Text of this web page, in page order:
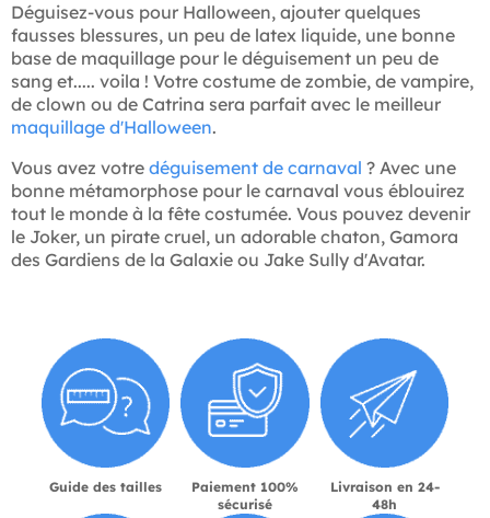
Déguisez-vous pour Halloween, ajouter quelques
fausses blessures, un peu de latex liquide, une bonne
base de maquillage pour le déguisement un peu de
sang et..... voila ! Votre costume de zombie, de vampire,
de clown ou de Catrina sera parfait avec le meilleur
maquillage d'Halloween.
Vous avez votre déguisement de carnaval ? Avec une
bonne métamorphose pour le carnaval vous éblouirez
tout le monde à la fête costumée. Vous pouvez devenir
le Joker, un pirate cruel, un adorable chaton, Gamora
des Gardiens de la Galaxie ou Jake Sully d'Avatar.
Guide des tailles
Paiement 100%
sécurisé
Livraison en 24-
48h